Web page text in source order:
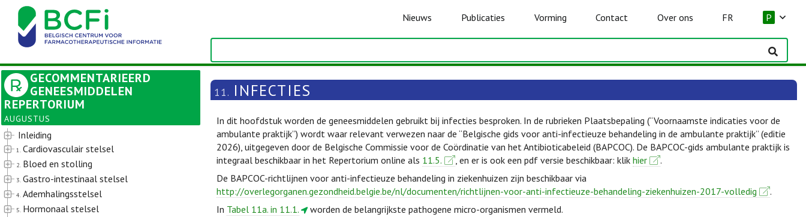
Nieuws Publicaties Vorming Contact Over ons FR P
GECOMMENTARIEERD
GENEESMIDDELEN
REPERTORIUM
AUGUSTUS
Inleiding
1. Cardiovasculair stelsel
2. Bloed en stolling
3. Gastro-intestinaal stelsel
4. Ademhalingsstelsel
5. Hormonaal stelsel
11. INFECTIES
In dit hoofdstuk worden de geneesmiddelen gebruikt bij infecties besproken. In de rubrieken Plaatsbepaling (“Voornaamste indicaties voor de
ambulante praktijk”) wordt waar relevant verwezen naar de “Belgische gids voor anti-infectieuze behandeling in de ambulante praktijk” (editie
2026), uitgegeven door de Belgische Commissie voor de Coördinatie van het Antibioticabeleid (BAPCOC). De BAPCOC-gids ambulante praktijk is
integraal beschikbaar in het Repertorium online als 11.5. , en er is ook een pdf versie beschikbaar: klik hier
.
De BAPCOC-richtlijnen voor anti-infectieuze behandeling in ziekenhuizen zijn beschikbaar via
http://overlegorganen.gezondheid.belgie.be/nl/documenten/richtlijnen-voor-anti-infectieuze-behandeling-ziekenhuizen-2017-volledig
.
In Tabel 11a. in 11.1. worden de belangrijkste pathogene micro-organismen vermeld.